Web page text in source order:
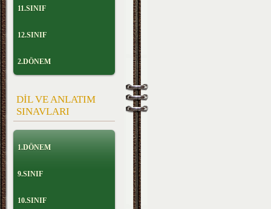
11.SINIF
12.SINIF
2.DÖNEM
DİL VE ANLATIM
SINAVLARI
1.DÖNEM
9.SINIF
10.SINIF